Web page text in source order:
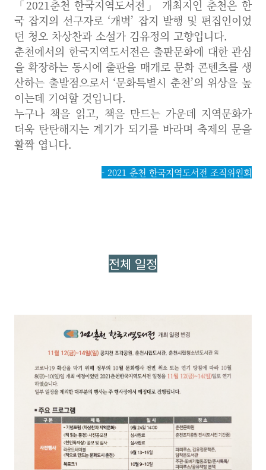
「2021춘천 한국지역도서전」 개최지인 춘천은 한
국 잡지의 선구자로 ‘개벽’ 잡지 발행 및 편집인이었
던 청오 차상찬과 소설가 김유정의 고향입니다.
춘천에서의 한국지역도서전은 출판문화에 대한 관심
을 확장하는 동시에 출판을 매개로 문화 콘텐츠를 생
산하는 출발점으로서 ‘문화특별시 춘천’의 위상을 높
이는데 기여할 것입니다.
누구나 책을 읽고, 책을 만드는 가운데 지역문화가
더욱 탄탄해지는 계기가 되기를 바라며 축제의 문을
활짝 엽니다.
- 2021 춘천 한국지역도서전 조직위원회
전체 일정